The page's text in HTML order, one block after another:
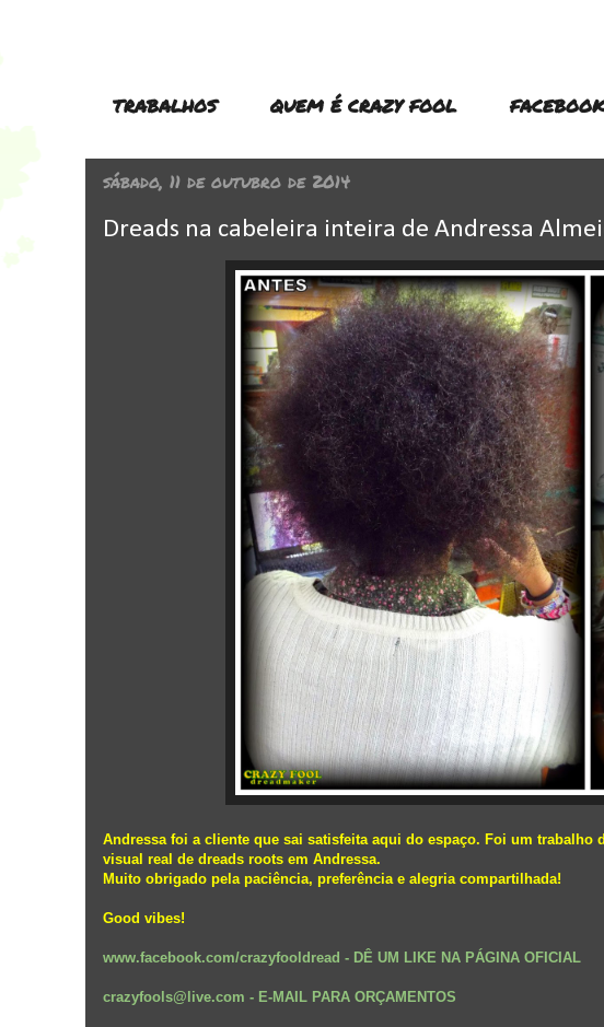
TRABALHOS QUEM É CRAZY FOOL FACEBOOK
sábado, 11 de outubro de 2014
Dreads na cabeleira inteira de Andressa
Andressa foi a cliente que sai satisfeita aqui do espaço. Foi um trabalho
visual real de dreads roots em Andressa.
Muito obrigado pela paciência, preferência e alegria compartilhada!
Good vibes!
www.facebook.com/crazyfooldread - DÊ UM LIKE NA PÁGINA OFICIAL
crazyfools@live.com - E-MAIL PARA ORÇAMENTOS